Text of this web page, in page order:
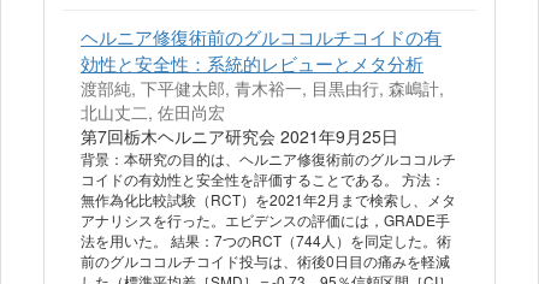
ヘルニア修復術前のグルココルチコイドの有
効性と安全性：系統的レビューとメタ分析
渡部純, 下平健太郎, 青木裕一, 目黒由行, 森嶋計,
北山丈二, 佐田尚宏
第7回栃木ヘルニア研究会 2021年9月25日
背景：本研究の目的は、ヘルニア修復術前のグルココルチ
コイドの有効性と安全性を評価することである。 方法：
無作為化比較試験（RCT）を2021年2月まで検索し、メタ
アナリシスを行った。エビデンスの評価には，GRADE手
法を用いた。 結果：7つのRCT（744人）を同定した。術
前のグルココルチコイド投与は、術後0日目の痛みを軽減